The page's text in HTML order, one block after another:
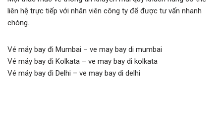
liên hệ trực tiếp với nhân viên công ty để được tư vấn nhanh
chóng.
Vé máy bay đi Mumbai – ve may bay di mumbai
Vé máy bay đi Kolkata – ve may bay di kolkata
Vé máy bay đi Delhi – ve may bay di delhi